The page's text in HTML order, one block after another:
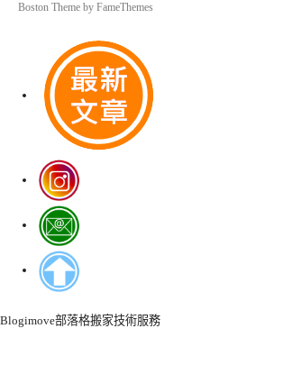
Boston Theme by FameThemes
Blogimove部落格搬家技術服務